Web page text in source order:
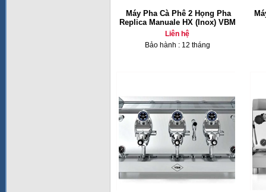
Máy Pha Cà Phê 2 Họng Pha
Replica Manuale HX (Inox) VBM
Liên hệ
Bảo hành : 12 tháng